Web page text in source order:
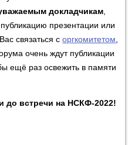
докладчикам
презентации или
связаться соргкомитетом
очень ждут публикации
ещё раз освежить в памяти
встречи на НСКФ-2022!